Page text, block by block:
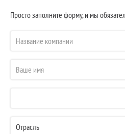
Просто заполните форму, и мы